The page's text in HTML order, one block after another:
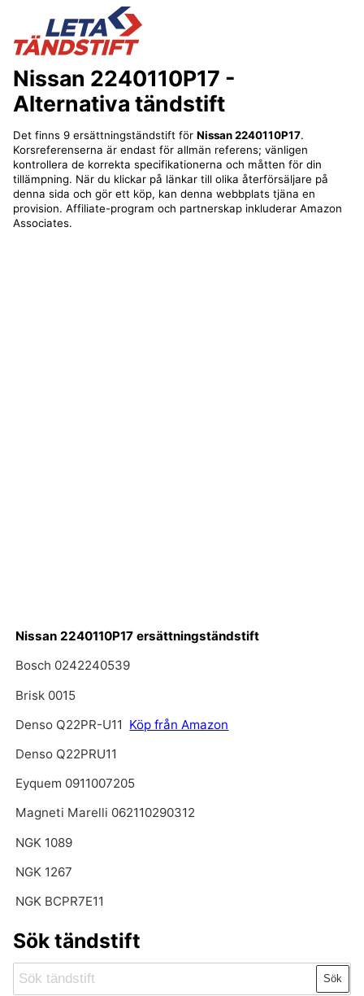
Nissan 2240110P17 -
Alternativa tändstift
Det finns 9 ersättningständstift för Nissan 2240110P17.
Korsreferenserna är endast för allmän referens; vänligen
kontrollera de korrekta specifikationerna och måtten för din
tillämpning. När du klickar på länkar till olika återförsäljare på
denna sida och gör ett köp, kan denna webbplats tjäna en
provision. Affiliate-program och partnerskap inkluderar Amazon
Associates.
Nissan 2240110P17 ersättningständstift
Bosch 0242240539
Brisk 0015
Denso Q22PR-U11 Köp från Amazon
Denso Q22PRU11
Eyquem 0911007205
Magneti Marelli 062110290312
NGK 1089
NGK 1267
NGK BCPR7E11
Sök tändstift
Sök